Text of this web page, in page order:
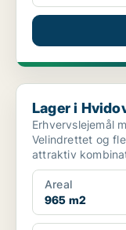
Lager i Hvidovre
Lager i
Erhvervslejemål
Velindrettet og
attraktiv
Areal
965 m2